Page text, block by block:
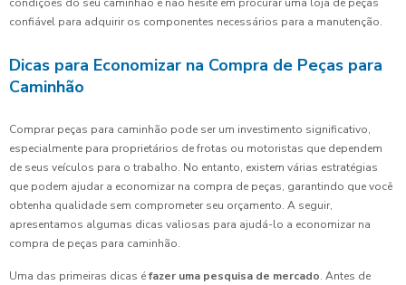
confiável para adquirir os componentes necessários para a manutenção.
Dicas para Economizar na Compra de Peças para
Caminhão
Comprar peças para caminhão pode ser um investimento significativo,
especialmente para proprietários de frotas ou motoristas que dependem
de seus veículos para o trabalho. No entanto, existem várias estratégias
que podem ajudar a economizar na compra de peças, garantindo que você
obtenha qualidade sem comprometer seu orçamento. A seguir,
apresentamos algumas dicas valiosas para ajudá-lo a economizar na
compra de peças para caminhão.
Uma das primeiras dicas éfazer uma pesquisa de mercado. Antes de